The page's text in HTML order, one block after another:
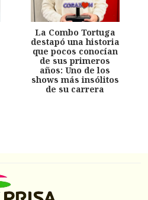
La Combo Tortuga
destapó una historia
que pocos conocían
de sus primeros
años: Uno de los
shows más insólitos
de su carrera